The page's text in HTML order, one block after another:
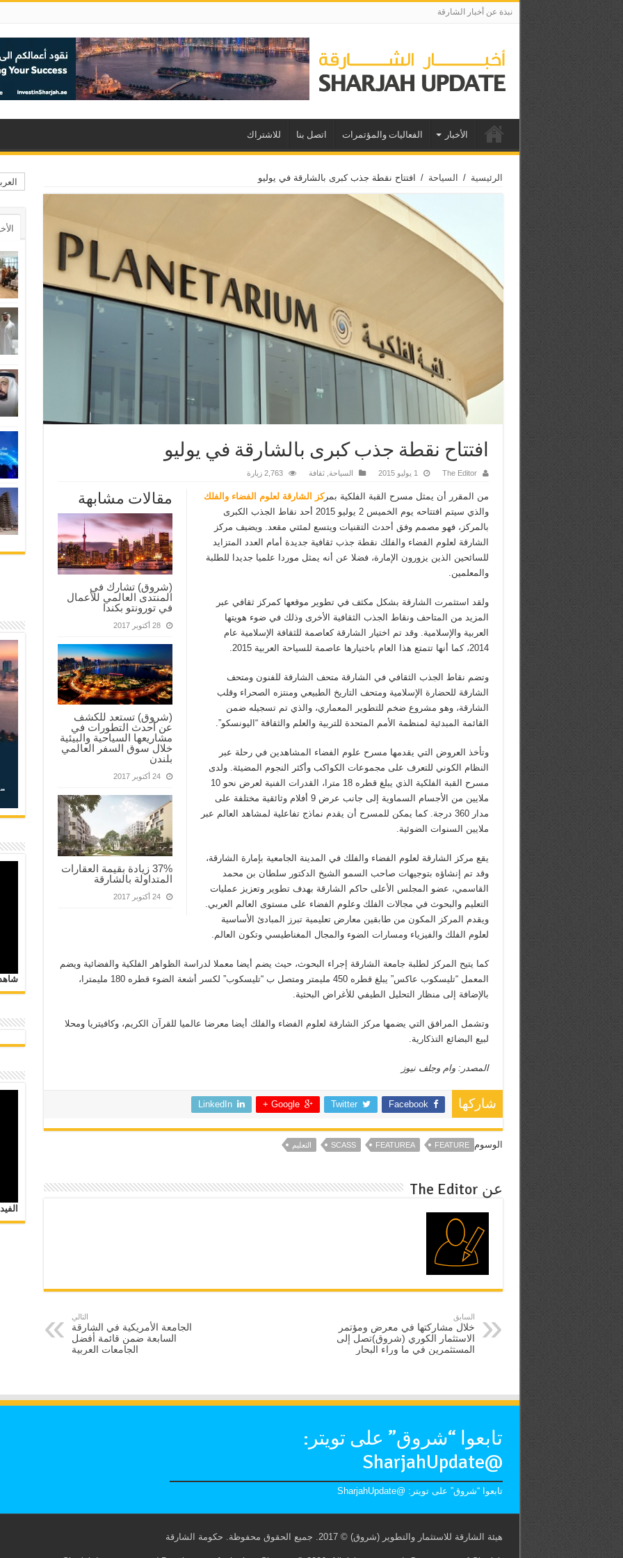
نبذة عن أخبار الشارقة
الأخبار الفعاليات والمؤتمرات اتصل بنا للاشتراك
الرئيسية / السياحة / افتتاح نقطة جذب كبرى بالشارقة في يوليو
افتتاح نقطة جذب كبرى بالشارقة في يوليو
The Editor 1 يوليو 2015 السياحة ,ثقافة 2,763 زيارة
مقالات مشابهة
(شروق) تشارك في
المنتدى العالمي للأعمال
في تورونتو بكندا
28 أكتوبر 2017
(شروق) تستعد للكشف
عن أحدث التطورات في
مشاريعها السياحية والبيئية
خلال سوق السفر العالمي
بلندن
24 أكتوبر 2017
37% زيادة بقيمة العقارات
المتداولة بالشارقة
24 أكتوبر 2017
من المقرر أن يمثل مسرح القبة الفلكية بمركز الشارقة لعلوم الفضاء والفلك
والذي سيتم افتتاحه يوم الخميس 2 يوليو 2015 أحد نقاط الجذب الكبرى
بالمركز، فهو مصمم وفق أحدث التقنيات ويتسع لمئتي مقعد. ويضيف مركز
الشارقة لعلوم الفضاء والفلك نقطة جذب ثقافية جديدة أمام العدد المتزايد
للسائحين الذين يزورون الإمارة، فضلا عن أنه يمثل موردا علميا جديدا للطلبة
والمعلمين.
ولقد استثمرت الشارقة بشكل مكثف في تطوير موقعها كمركز ثقافي عبر
المزيد من المتاحف ونقاط الجذب الثقافية الأخرى وذلك في ضوء هويتها
العربية والإسلامية. وقد تم اختيار الشارقة كعاصمة للثقافة الإسلامية عام
2014، كما أنها تتمتع هذا العام باختيارها عاصمة للسياحة العربية 2015.
وتضم نقاط الجذب الثقافي في الشارقة متحف الشارقة للفنون ومتحف
الشارقة للحضارة الإسلامية ومتحف التاريخ الطبيعي ومنتزه الصحراء وقلب
الشارقة، وهو مشروع ضخم للتطوير المعماري، والذي تم تسجيله ضمن
القائمة المبدئية لمنظمة الأمم المتحدة للتربية والعلم والثقافة “اليونسكو”.
وتأخذ العروض التي يقدمها مسرح علوم الفضاء المشاهدين في رحلة عبر
النظام الكوني للتعرف على مجموعات الكواكب وأكثر النجوم المضيئة. ولدى
مسرح القبة الفلكية الذي يبلغ قطره 18 مترا، القدرات الفنية لعرض نحو 10
ملايين من الأجسام السماوية إلى جانب عرض 9 أفلام وثائقية مختلفة على
مدار 360 درجة. كما يمكن للمسرح أن يقدم نماذج تفاعلية لمشاهد العالم عبر
ملايين السنوات الضوئية.
يقع مركز الشارقة لعلوم الفضاء والفلك في المدينة الجامعية بإمارة الشارقة،
وقد تم إنشاؤه بتوجيهات صاحب السمو الشيخ الدكتور سلطان بن محمد
القاسمي، عضو المجلس الأعلى حاكم الشارقة بهدف تطوير وتعزيز عمليات
التعليم والبحوث في مجالات الفلك وعلوم الفضاء على مستوى العالم العربي.
ويقدم المركز المكون من طابقين معارض تعليمية تبرز المبادئ الأساسية
لعلوم الفلك والفيزياء ومسارات الضوء والمجال المغناطيسي وتكون العالم.
كما يتيح المركز لطلبة جامعة الشارقة إجراء البحوث، حيث يضم أيضا معملا لدراسة الظواهر الفلكية والفضائية ويضم
المعمل “تليسكوب عاكس” يبلغ قطره 450 مليمتر ومتصل ب “تليسكوب” لكسر أشعة الضوء قطره 180 مليمترا،
بالإضافة إلى منظار التحليل الطيفي للأغراض البحثية.
وتشمل المرافق التي يضمها مركز الشارقة لعلوم الفضاء والفلك أيضا معرضا عالميا للقرآن الكريم، وكافيتريا ومحلا
لبيع البضائع التذكارية.
المصدر: وام وجلف نيوز
شاركها Facebook
Twitter
Google +
LinkedIn
الوسوم FEATURE
FEATUREA
SCASS التعليم
عن The Editor
السابق
خلال مشاركتها في معرض ومؤتمر
الاستثمار الكوري (شروق)تصل إلى
المستثمرين في ما وراء البحار
التالي
الجامعة الأمريكية في الشارقة
السابعة ضمن قائمة أفضل
الجامعات العربية
تابعوا “شروق” على تويتر:
@SharjahUpdate
تابعوا “شروق” على تويتر: @SharjahUpdate
هيئة الشارقة للاستثمار والتطوير (شروق) © 2017. جميع الحقوق محفوظة. حكومة الشارقة